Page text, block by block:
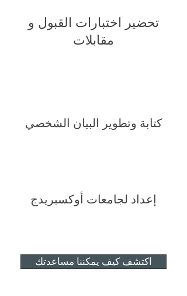
تحضير اختبارات القبول و
مقابلات
كتابة وتطوير البيان الشخصي
إعداد لجامعات أوكسبريدج
اكتشف كيف يمكننا مساعدتك